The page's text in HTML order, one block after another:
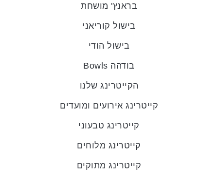
בראנץ' מושחת
בישול קוריאני
בישול הודי
בודהה Bowls
הקייטרינג שלנו
קייטרינג אירועים ומועדים
קייטרינג טבעוני
קייטרינג מלוחים
קייטרינג מתוקים